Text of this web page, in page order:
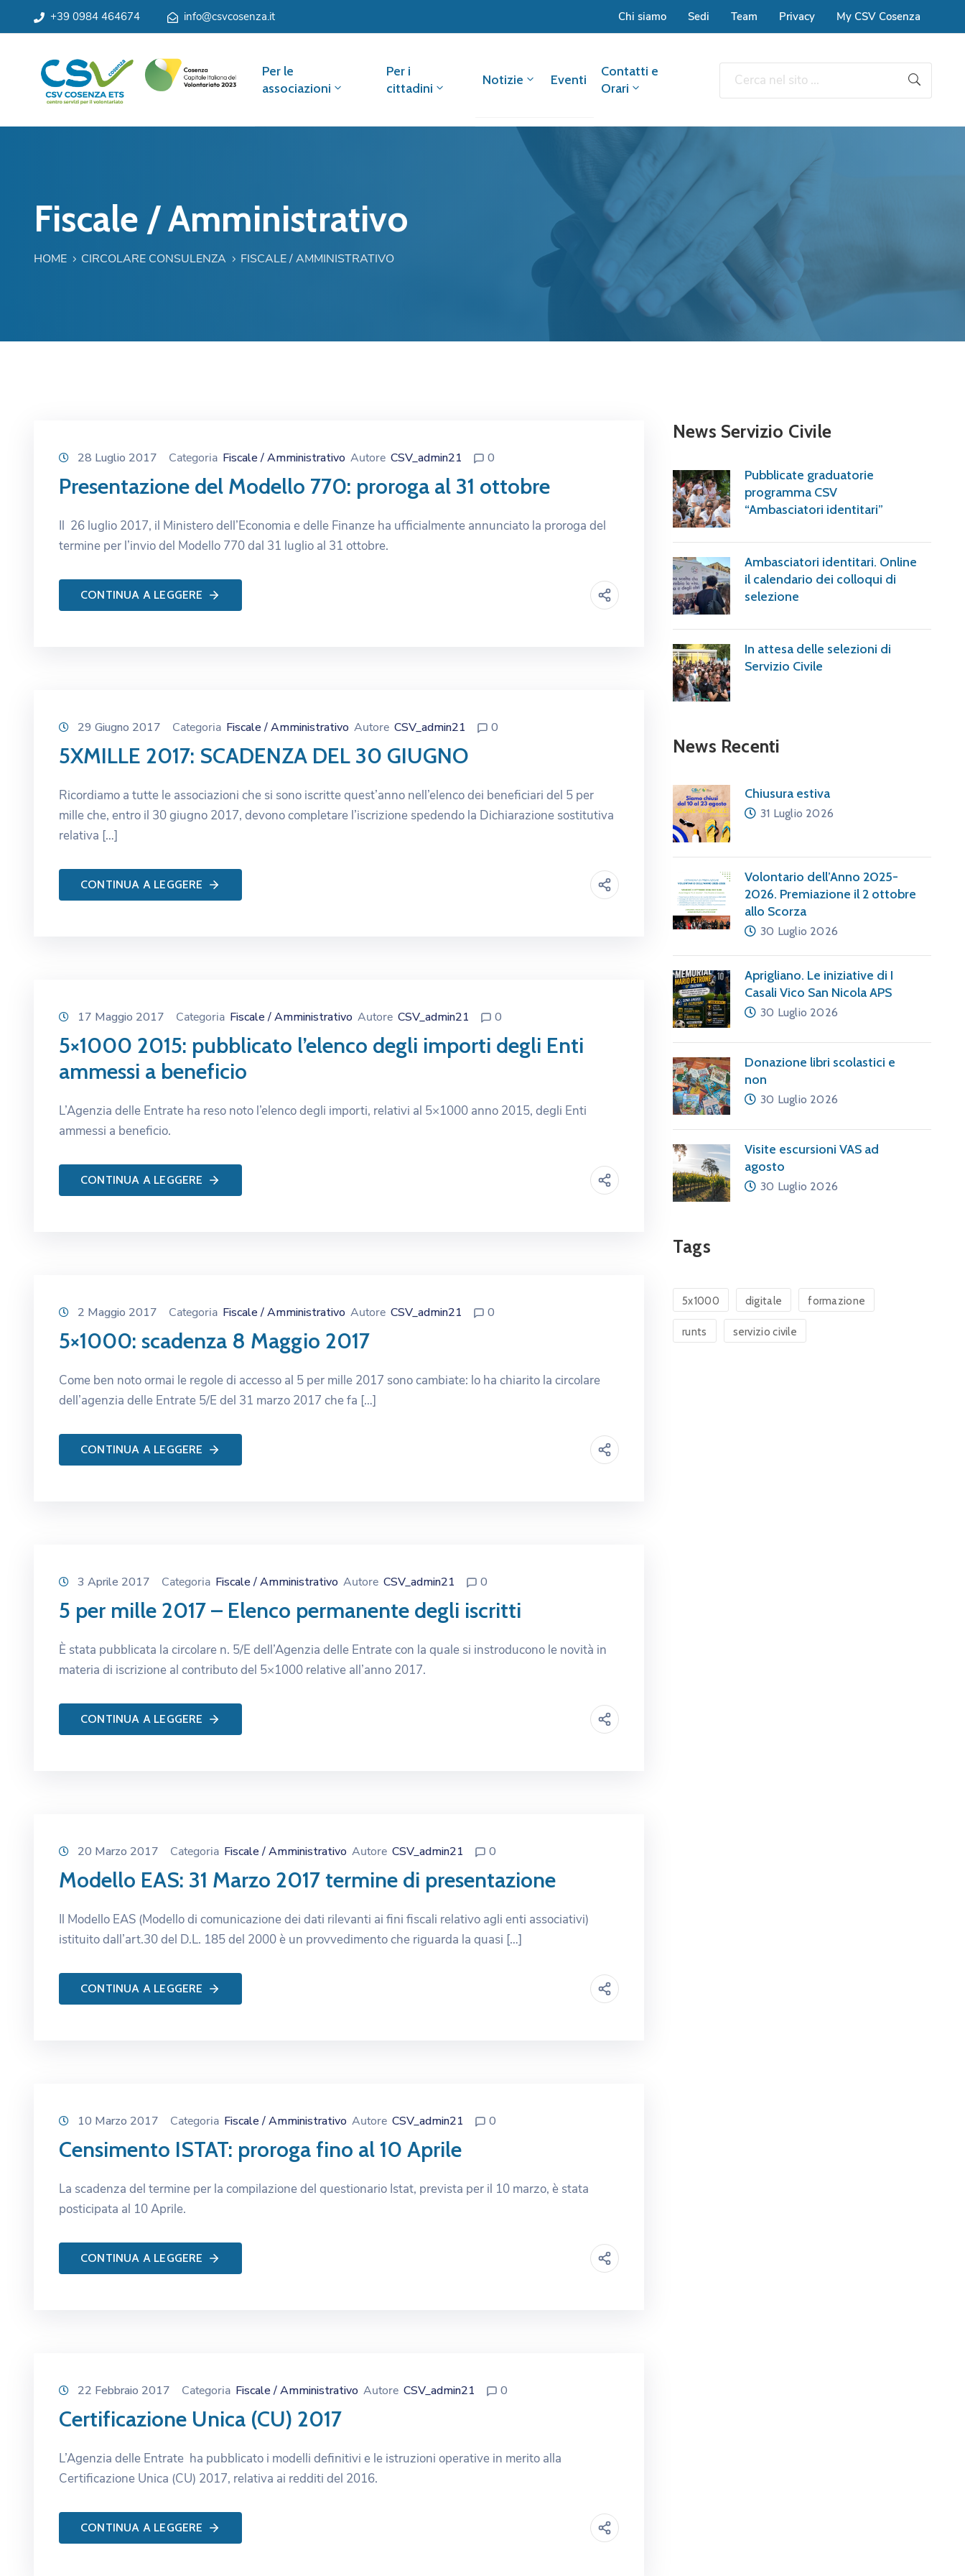
+39 0984 464674 info@csvcosenza.it Chi siamo Sedi Team Privacy My CSV Cosenza
Per le
associazioni
Per i
cittadini
Notizie Eventi
Contatti e
Orari
Fiscale / Amministrativo
HOME CIRCOLARE CONSULENZA FISCALE / AMMINISTRATIVO
28 Luglio 2017 Categoria Fiscale / Amministrativo Autore CSV_admin21 0
Presentazione del Modello 770: proroga al 31 ottobre
Il 26 luglio 2017, il Ministero dell’Economia e delle Finanze ha ufficialmente annunciato la proroga del
termine per l’invio del Modello 770 dal 31 luglio al 31 ottobre.
CONTINUA A LEGGERE
29 Giugno 2017 Categoria Fiscale / Amministrativo Autore CSV_admin21 0
5XMILLE 2017: SCADENZA DEL 30 GIUGNO
Ricordiamo a tutte le associazioni che si sono iscritte quest’anno nell’elenco dei beneficiari del 5 per
mille che, entro il 30 giugno 2017, devono completare l’iscrizione spedendo la Dichiarazione sostitutiva
relativa […]
CONTINUA A LEGGERE
17 Maggio 2017 Categoria Fiscale / Amministrativo Autore CSV_admin21 0
5×1000 2015: pubblicato l’elenco degli importi degli Enti
ammessi a beneficio
L’Agenzia delle Entrate ha reso noto l’elenco degli importi, relativi al 5×1000 anno 2015, degli Enti
ammessi a beneficio.
CONTINUA A LEGGERE
2 Maggio 2017 Categoria Fiscale / Amministrativo Autore CSV_admin21 0
5×1000: scadenza 8 Maggio 2017
Come ben noto ormai le regole di accesso al 5 per mille 2017 sono cambiate: lo ha chiarito la circolare
dell’agenzia delle Entrate 5/E del 31 marzo 2017 che fa […]
CONTINUA A LEGGERE
3 Aprile 2017 Categoria Fiscale / Amministrativo Autore CSV_admin21 0
5 per mille 2017 – Elenco permanente degli iscritti
È stata pubblicata la circolare n. 5/E dell’Agenzia delle Entrate con la quale si instroducono le novità in
materia di iscrizione al contributo del 5×1000 relative all’anno 2017.
CONTINUA A LEGGERE
20 Marzo 2017 Categoria Fiscale / Amministrativo Autore CSV_admin21 0
Modello EAS: 31 Marzo 2017 termine di presentazione
Il Modello EAS (Modello di comunicazione dei dati rilevanti ai fini fiscali relativo agli enti associativi)
istituito dall’art.30 del D.L. 185 del 2000 è un provvedimento che riguarda la quasi […]
CONTINUA A LEGGERE
10 Marzo 2017 Categoria Fiscale / Amministrativo Autore CSV_admin21 0
Censimento ISTAT: proroga fino al 10 Aprile
La scadenza del termine per la compilazione del questionario Istat, prevista per il 10 marzo, è stata
posticipata al 10 Aprile.
CONTINUA A LEGGERE
22 Febbraio 2017 Categoria Fiscale / Amministrativo Autore CSV_admin21 0
Certificazione Unica (CU) 2017
L’Agenzia delle Entrate ha pubblicato i modelli definitivi e le istruzioni operative in merito alla
Certificazione Unica (CU) 2017, relativa ai redditi del 2016.
CONTINUA A LEGGERE
News Servizio Civile
Pubblicate graduatorie
programma CSV
“Ambasciatori identitari”
Ambasciatori identitari. Online
il calendario dei colloqui di
selezione
In attesa delle selezioni di
Servizio Civile
News Recenti
Chiusura estiva
31 Luglio 2026
Volontario dell’Anno 2025-
2026. Premiazione il 2 ottobre
allo Scorza
30 Luglio 2026
Aprigliano. Le iniziative di I
Casali Vico San Nicola APS
30 Luglio 2026
Donazione libri scolastici e
non
30 Luglio 2026
Visite escursioni VAS ad
agosto
30 Luglio 2026
Tags
5x1000 digitale formazione
runts servizio civile